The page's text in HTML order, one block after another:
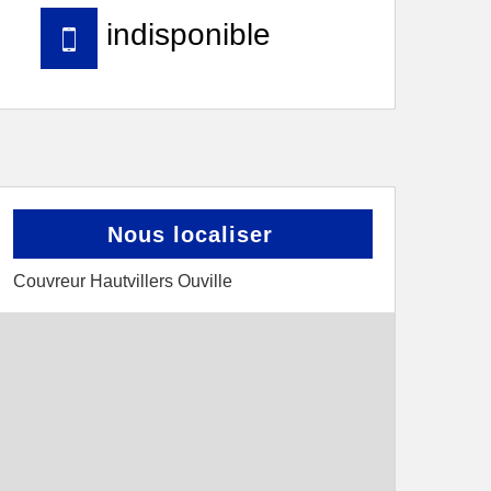
indisponible
Nous localiser
Couvreur Hautvillers Ouville